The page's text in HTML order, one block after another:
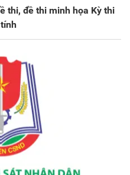
thi, đề thi minh họa Kỳ thi